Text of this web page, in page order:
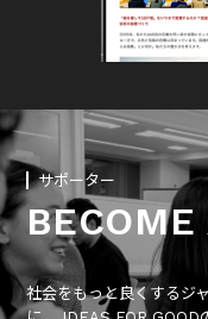
サポーター
社会をもっと良くするジ